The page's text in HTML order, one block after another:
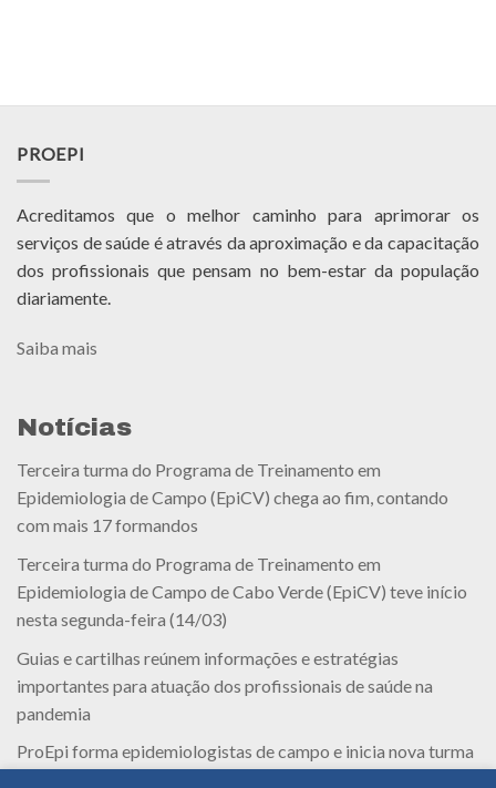
PROEPI
Acreditamos que o melhor caminho para aprimorar os
serviços de saúde é através da aproximação e da capacitação
dos profissionais que pensam no bem-estar da população
diariamente.
Saiba mais
Notícias
Terceira turma do Programa de Treinamento em
Epidemiologia de Campo (EpiCV) chega ao fim, contando
com mais 17 formandos
Terceira turma do Programa de Treinamento em
Epidemiologia de Campo de Cabo Verde (EpiCV) teve início
nesta segunda-feira (14/03)
Guias e cartilhas reúnem informações e estratégias
importantes para atuação dos profissionais de saúde na
pandemia
ProEpi forma epidemiologistas de campo e inicia nova turma